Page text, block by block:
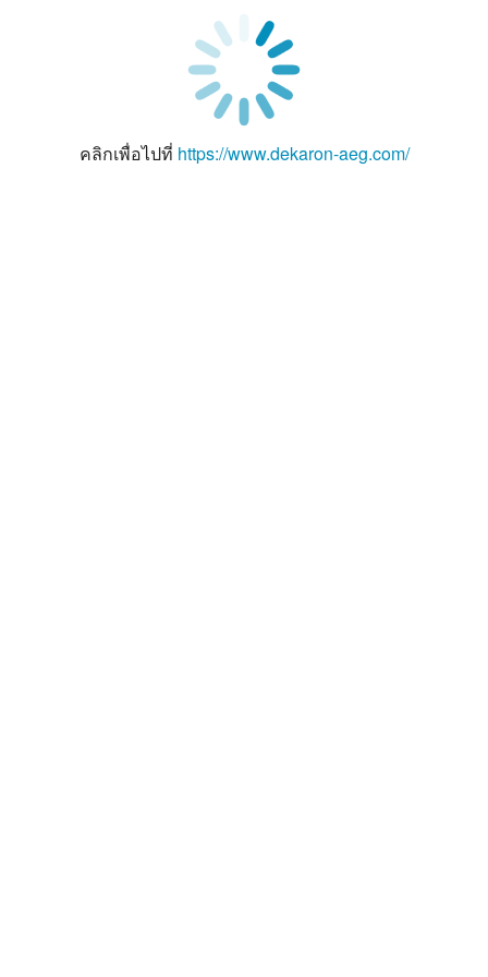
คลิกเพื่อไปที่ https://www.dekaron-aeg.com/